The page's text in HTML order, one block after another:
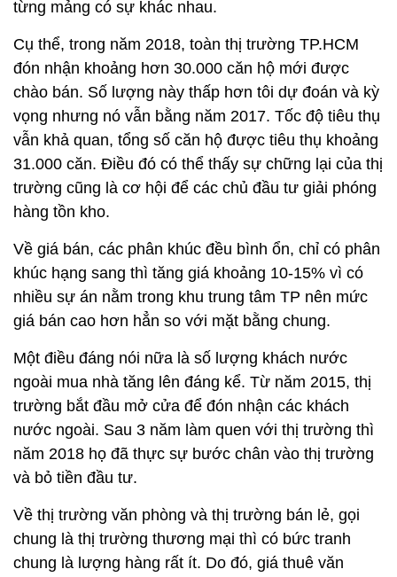
từng mảng có sự khác nhau.
Cụ thể, trong năm 2018, toàn thị trường TP.HCM
đón nhận khoảng hơn 30.000 căn hộ mới được
chào bán. Số lượng này thấp hơn tôi dự đoán và kỳ
vọng nhưng nó vẫn bằng năm 2017. Tốc độ tiêu thụ
vẫn khả quan, tổng số căn hộ được tiêu thụ khoảng
31.000 căn. Điều đó có thể thấy sự chững lại của thị
trường cũng là cơ hội để các chủ đầu tư giải phóng
hàng tồn kho.
Về giá bán, các phân khúc đều bình ổn, chỉ có phân
khúc hạng sang thì tăng giá khoảng 10-15% vì có
nhiều sự án nằm trong khu trung tâm TP nên mức
giá bán cao hơn hẳn so với mặt bằng chung.
Một điều đáng nói nữa là số lượng khách nước
ngoài mua nhà tăng lên đáng kể. Từ năm 2015, thị
trường bắt đầu mở cửa để đón nhận các khách
nước ngoài. Sau 3 năm làm quen với thị trường thì
năm 2018 họ đã thực sự bước chân vào thị trường
và bỏ tiền đầu tư.
Về thị trường văn phòng và thị trường bán lẻ, gọi
chung là thị trường thương mại thì có bức tranh
chung là lượng hàng rất ít. Do đó, giá thuê văn